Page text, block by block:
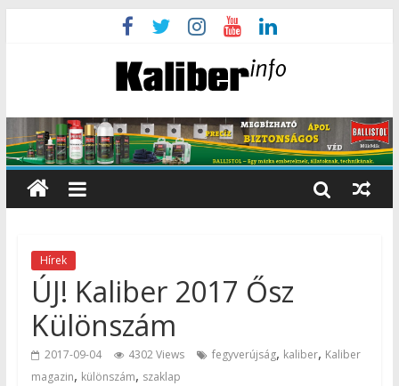
Hírek
ÚJ! Kaliber 2017 Ősz
Különszám
2017-09-04 4302 Views fegyverújság, kaliber, Kaliber
magazin, különszám, szaklap